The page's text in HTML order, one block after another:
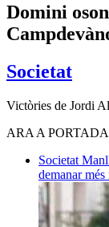
Domini
Societat
Victòries de Jordi
ARA A PORTADA
Societat
demanar més